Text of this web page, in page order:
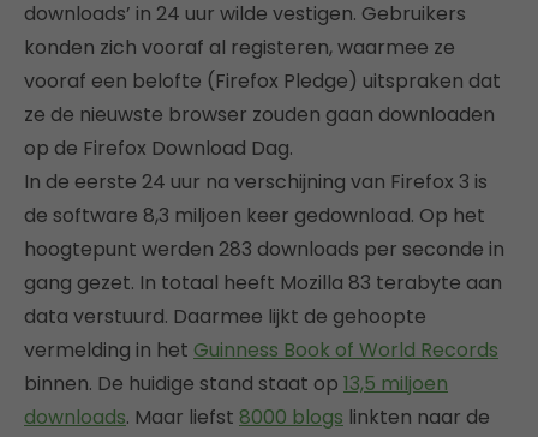
downloads’ in 24 uur wilde vestigen. Gebruikers
konden zich vooraf al registeren, waarmee ze
vooraf een belofte (Firefox Pledge) uitspraken dat
ze de nieuwste browser zouden gaan downloaden
op de Firefox Download Dag.
In de eerste 24 uur na verschijning van Firefox 3 is
de software 8,3 miljoen keer gedownload. Op het
hoogtepunt werden 283 downloads per seconde in
gang gezet. In totaal heeft Mozilla 83 terabyte aan
data verstuurd. Daarmee lijkt de gehoopte
vermelding in het Guinness Book of World Records
binnen. De huidige stand staat op 13,5 miljoen
downloads. Maar liefst 8000 blogs linkten naar de